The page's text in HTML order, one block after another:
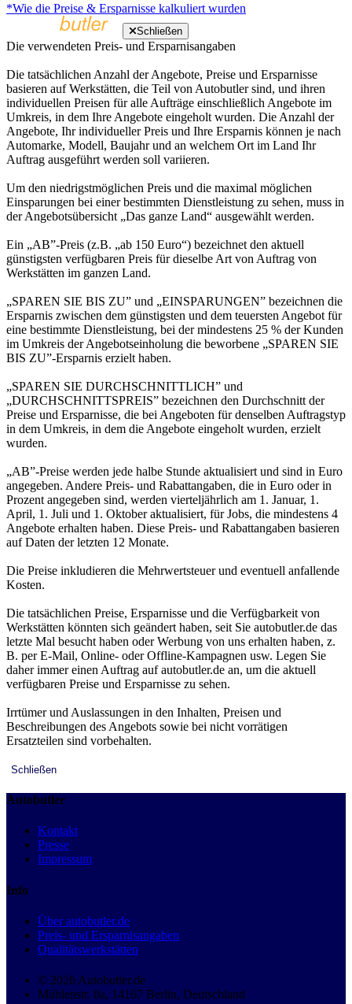
*Wie die Preise & Ersparnisse kalkuliert wurden
Schließen
Die verwendeten Preis- und Ersparnisangaben
Die tatsächlichen Anzahl der Angebote, Preise und Ersparnisse
basieren auf Werkstätten, die Teil von Autobutler sind, und ihren
individuellen Preisen für alle Aufträge einschließlich Angebote im
Umkreis, in dem Ihre Angebote eingeholt wurden. Die Anzahl der
Angebote, Ihr individueller Preis und Ihre Ersparnis können je nach
Automarke, Modell, Baujahr und an welchem Ort im Land Ihr
Auftrag ausgeführt werden soll variieren.
Um den niedrigstmöglichen Preis und die maximal möglichen
Einsparungen bei einer bestimmten Dienstleistung zu sehen, muss in
der Angebotsübersicht „Das ganze Land“ ausgewählt werden.
Ein „AB”-Preis (z.B. „ab 150 Euro“) bezeichnet den aktuell
günstigsten verfügbaren Preis für dieselbe Art von Auftrag von
Werkstätten im ganzen Land.
„SPAREN SIE BIS ZU” und „EINSPARUNGEN” bezeichnen die
Ersparnis zwischen dem günstigsten und dem teuersten Angebot für
eine bestimmte Dienstleistung, bei der mindestens 25 % der Kunden
im Umkreis der Angebotseinholung die beworbene „SPAREN SIE
BIS ZU”-Ersparnis erzielt haben.
„SPAREN SIE DURCHSCHNITTLICH” und
„DURCHSCHNITTSPREIS” bezeichnen den Durchschnitt der
Preise und Ersparnisse, die bei Angeboten für denselben Auftragstyp
in dem Umkreis, in dem die Angebote eingeholt wurden, erzielt
wurden.
„AB”-Preise werden jede halbe Stunde aktualisiert und sind in Euro
angegeben. Andere Preis- und Rabattangaben, die in Euro oder in
Prozent angegeben sind, werden vierteljährlich am 1. Januar, 1.
April, 1. Juli und 1. Oktober aktualisiert, für Jobs, die mindestens 4
Angebote erhalten haben. Diese Preis- und Rabattangaben basieren
auf Daten der letzten 12 Monate.
Die Preise inkludieren die Mehrwertsteuer und eventuell anfallende
Kosten.
Die tatsächlichen Preise, Ersparnisse und die Verfügbarkeit von
Werkstätten könnten sich geändert haben, seit Sie autobutler.de das
letzte Mal besucht haben oder Werbung von uns erhalten haben, z.
B. per E-Mail, Online- oder Offline-Kampagnen usw. Legen Sie
daher immer einen Auftrag auf autobutler.de an, um die aktuell
verfügbaren Preise und Ersparnisse zu sehen.
Irrtümer und Auslassungen in den Inhalten, Preisen und
Beschreibungen des Angebots sowie bei nicht vorrätigen
Ersatzteilen sind vorbehalten.
Schließen
Autobutler
Kontakt
Presse
Impressum
Info
Über autobutler.de
Preis- und Ersparnisangaben
Qualitätswerkstätten
© 2026 Autobutler.de
Mühlenstr. 8a, 14167 Berlin, Deutschland